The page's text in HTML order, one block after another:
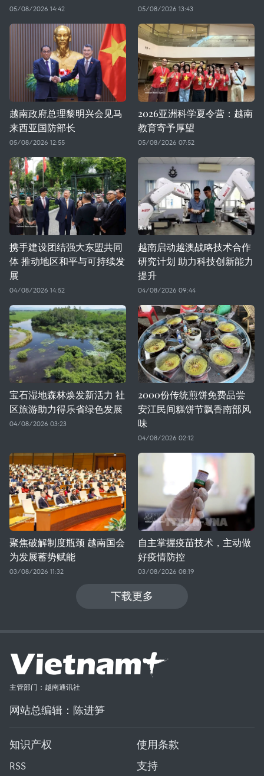
05/08/2026 14:42 05/08/2026 13:43
越南政府总理黎明兴会见马
来西亚国防部长
05/08/2026 12:55
2026亚洲科学夏令营：越南
教育寄予厚望
05/08/2026 07:52
携手建设团结强大东盟共同
体 推动地区和平与可持续发
展
04/08/2026 14:52
越南启动越澳战略技术合作
研究计划 助力科技创新能力
提升
04/08/2026 09:44
宝石湿地森林焕发新活力 社
区旅游助力得乐省绿色发展
04/08/2026 03:23
2000份传统煎饼免费品尝
安江民间糕饼节飘香南部风
味
04/08/2026 02:12
聚焦破解制度瓶颈 越南国会
为发展蓄势赋能
03/08/2026 11:32
自主掌握疫苗技术，主动做
好疫情防控
03/08/2026 08:19
下载更多
主管部门：越南通讯社
网站总编辑：陈进笋
知识产权
使用条款
RSS
支持